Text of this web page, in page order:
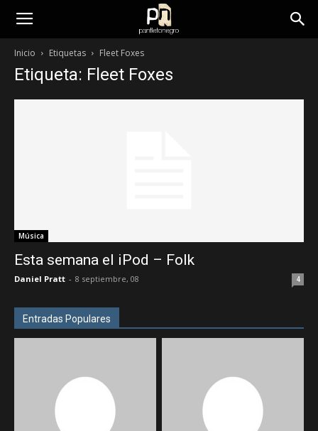
panfletonegro
Inicio Etiquetas Fleet Foxes
Etiqueta: Fleet Foxes
Música
Esta semana el iPod – Folk
Daniel Pratt - 8 septiembre, 08 4
Entradas Populares